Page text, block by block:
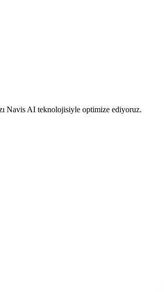
Navis AI teknolojisiyle optimize ediyoruz.